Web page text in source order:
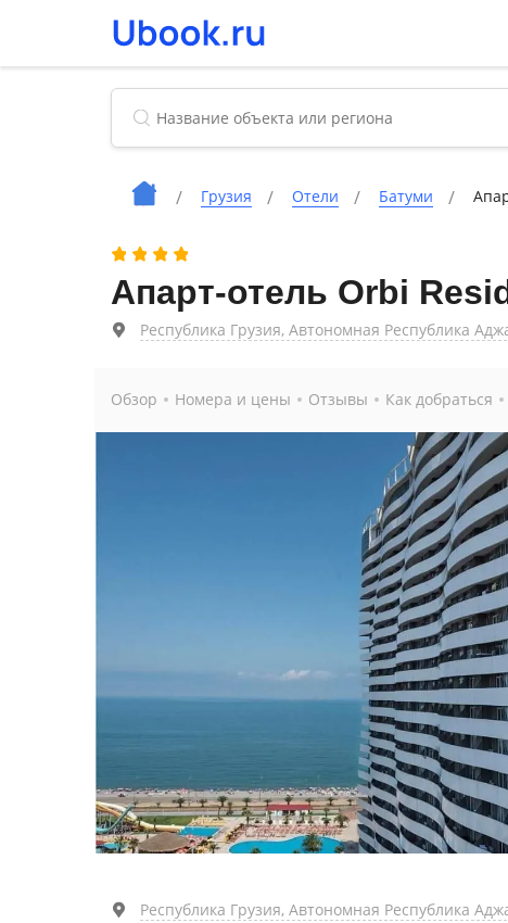
Грузия Отели Батуми
Апарт-отель Orbi
Республика Грузия, Автономная Республика
Обзор Номера и цены Отзывы Как добраться
Республика Грузия, Автономная Республика